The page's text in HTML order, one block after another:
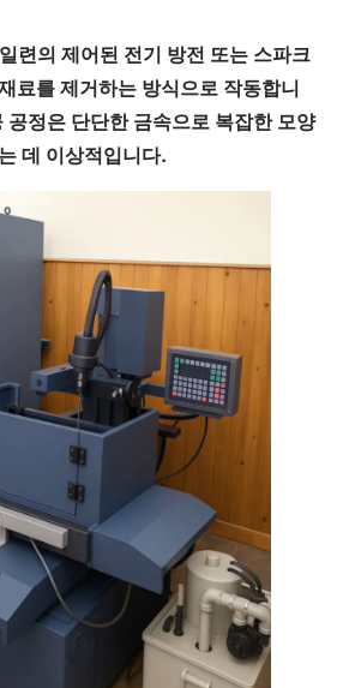
련의 제어된 전기 방전 또는 스파크
료를 제거하는 방식으로 작동합니
공정은 단단한 금속으로 복잡한 모양
데 이상적입니다.